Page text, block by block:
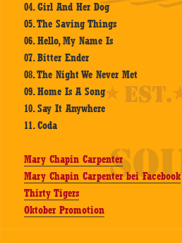
04. Girl And Her Dog
05. The Saving Things
06. Hello, My Name Is
07. Bitter Ender
08. The Night We Never Met
09. Home Is A Song
10. Say It Anywhere
11. Coda
Mary Chapin Carpenter
Mary Chapin Carpenter bei Facebook
Thirty Tigers
Oktober Promotion